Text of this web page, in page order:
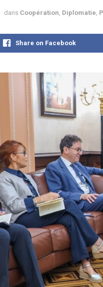
dans Coopération Diplomatie
Share on Facebook